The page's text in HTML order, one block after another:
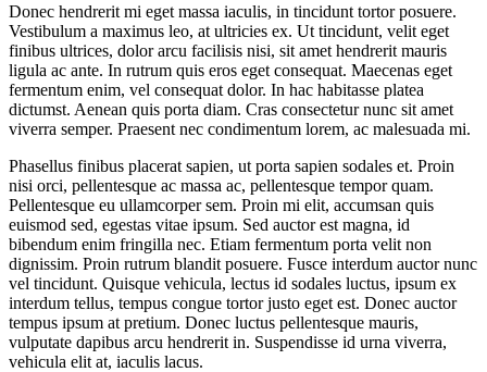
Donec hendrerit mi eget massa iaculis, in tincidunt tortor posuere.
Vestibulum a maximus leo, at ultricies ex. Ut tincidunt, velit eget
finibus ultrices, dolor arcu facilisis nisi, sit amet hendrerit mauris
ligula ac ante. In rutrum quis eros eget consequat. Maecenas eget
fermentum enim, vel consequat dolor. In hac habitasse platea
dictumst. Aenean quis porta diam. Cras consectetur nunc sit amet
viverra semper. Praesent nec condimentum lorem, ac malesuada mi.
Phasellus finibus placerat sapien, ut porta sapien sodales et. Proin
nisi orci, pellentesque ac massa ac, pellentesque tempor quam.
Pellentesque eu ullamcorper sem. Proin mi elit, accumsan quis
euismod sed, egestas vitae ipsum. Sed auctor est magna, id
bibendum enim fringilla nec. Etiam fermentum porta velit non
dignissim. Proin rutrum blandit posuere. Fusce interdum auctor nunc
vel tincidunt. Quisque vehicula, lectus id sodales luctus, ipsum ex
interdum tellus, tempus congue tortor justo eget est. Donec auctor
tempus ipsum at pretium. Donec luctus pellentesque mauris,
vulputate dapibus arcu hendrerit in. Suspendisse id urna viverra,
vehicula elit at, iaculis lacus.